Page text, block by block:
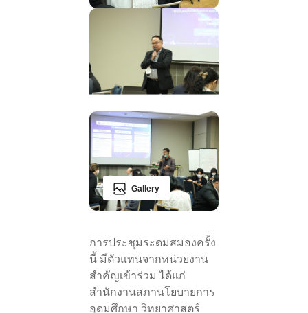
Gallery
การประชุมระดมสมองครั้ง
นี้ มีตัวแทนจากหน่วยงาน
สำคัญเข้าร่วม ได้แก่
สำนักงานสภานโยบายการ
อุดมศึกษา วิทยาศาสตร์